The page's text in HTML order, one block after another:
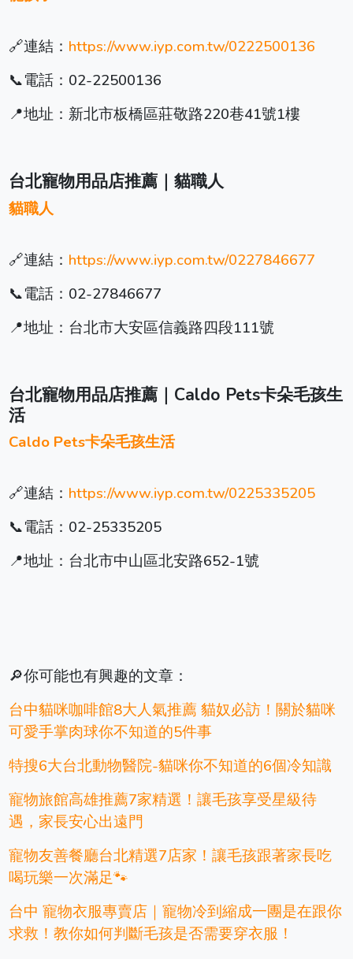
🔗連結： https://www.iyp.com.tw/0222500136
📞電話：02-22500136
📍地址：新北市板橋區莊敬路220巷41號1樓
台北寵物用品店推薦｜貓職人
貓職人
🔗連結： https://www.iyp.com.tw/0227846677
📞電話：02-27846677
📍地址：台北市大安區信義路四段111號
台北寵物用品店推薦｜Caldo Pets卡朵毛孩生
活
Caldo Pets卡朵毛孩生活
🔗連結： https://www.iyp.com.tw/0225335205
📞電話：02-25335205
📍地址：台北市中山區北安路652-1號
🔎你可能也有興趣的文章：
台中貓咪咖啡館8大人氣推薦 貓奴必訪！關於貓咪
可愛手掌肉球你不知道的5件事
特搜6大台北動物醫院-貓咪你不知道的6個冷知識
寵物旅館高雄推薦7家精選！讓毛孩享受星級待
遇，家長安心出遠門
寵物友善餐廳台北精選7店家！讓毛孩跟著家長吃
喝玩樂一次滿足🐾
台中 寵物衣服專賣店｜寵物冷到縮成一團是在跟你
求救！教你如何判斷毛孩是否需要穿衣服！